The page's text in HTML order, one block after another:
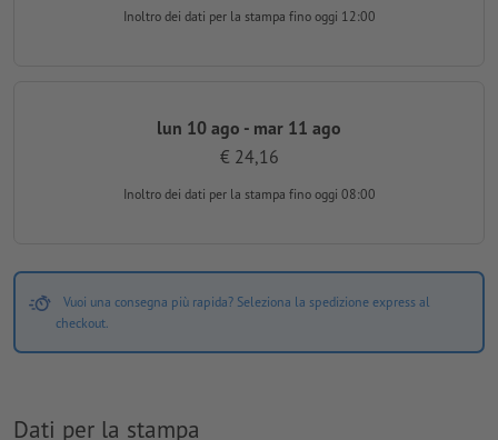
Inoltro dei dati per la stampa fino oggi 12:00
lun 10 ago - mar 11 ago
€ 24,16
Inoltro dei dati per la stampa fino oggi 08:00
Vuoi una consegna più rapida? Seleziona la spedizione express al
checkout.
Dati per la stampa